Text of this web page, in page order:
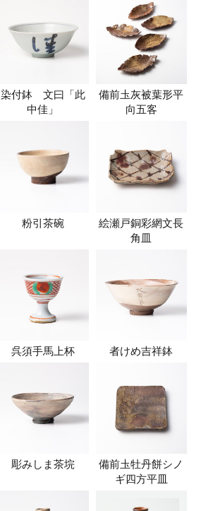
染付鉢 文曰「此
中佳」
備前圡灰被葉形平
向五客
粉引茶碗
絵瀬戸銅彩網文長
角皿
呉須手馬上杯 者けめ吉祥鉢
彫みしま茶垸
備前圡牡丹餅シノ
ギ四方平皿